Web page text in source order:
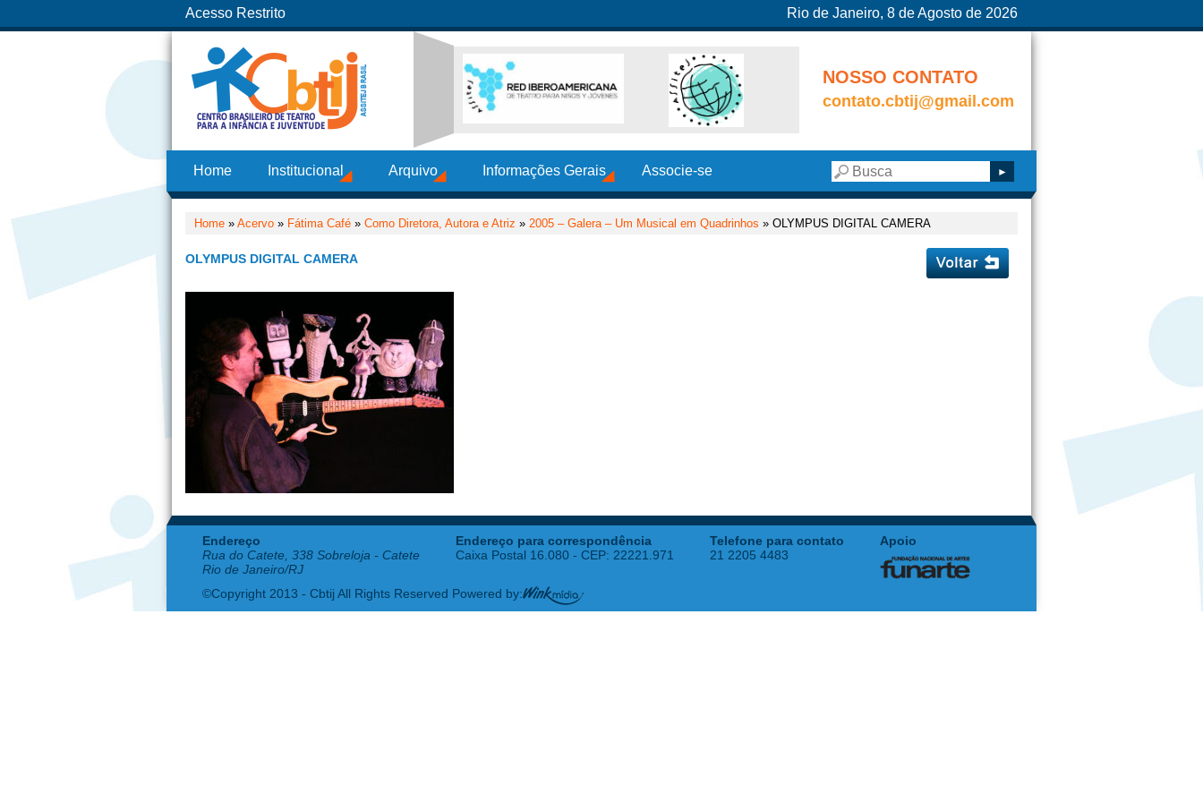
Acesso Restrito Rio de Janeiro, 8 de Agosto de 2026
NOSSO CONTATO
contato.cbtij@gmail.com
Home Institucional Arquivo Informações Gerais Associe-se
Home » Acervo » Fátima Café » Como Diretora, Autora e Atriz » 2005 – Galera – Um Musical em Quadrinhos » OLYMPUS DIGITAL CAMERA
OLYMPUS DIGITAL CAMERA
Endereço
Rua do Catete, 338 Sobreloja - Catete
Rio de Janeiro/RJ
Endereço para correspondência
Caixa Postal 16.080 - CEP: 22221.971
Telefone para contato
21 2205 4483
Apoio
©Copyright 2013 - Cbtij All Rights Reserved Powered by: